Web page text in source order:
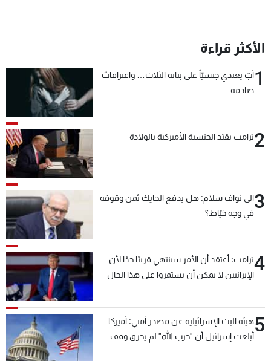
الأكثر قراءة
1أبٌ يعتدي جنسيّاً على بناته الثلاث… واعترافاتٌ
صادمة
2ترامب يقيّد الجنسية الأميركية بالولادة
3الى نواف سلام: هل يدفع الحايك ثمن وقوفه
في وجه خيّاط؟
4ترامب: أعتقد أن الأمر سينتهي قريبًا جدًا لأن
الإيرانيين لا يمكن أن يستمروا على هذا الحال
5هيئة البث الإسرائيلية عن مصدر أمني: أميركا
أبلغت إسرائيل أن "حزب الله" لم يخرق وقف